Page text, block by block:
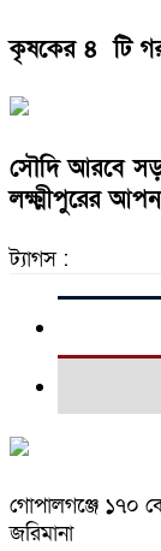
কৃষকের ৪ টি
সৌদি আরবে
লক্ষ্মীপুরের
ট্যাগস :
গোপালগঞ্জে ১৭০
জরিমানা